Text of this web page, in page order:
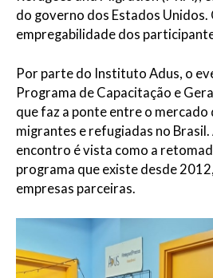
do governo dos Estados
empregabilidade dos
Por parte do Instituto Adus, o
Programa de Capacitação e
que faz a ponte entre o mercado
migrantes e refugiadas no
encontro é vista como a
programa que existe desde
empresas parceiras.